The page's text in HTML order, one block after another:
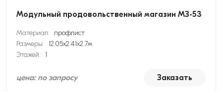
Модульный продовольственный магазин МЗ-53
Материал:
профлист
Размеры:
12.05х2.41х2.7м
Этажей:
1
цена: по запросу Заказать